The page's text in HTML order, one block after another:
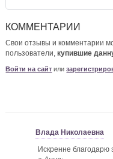
КОММЕНТАРИИ
Свои отзывы и комментарии
пользователи,купившие
Войти на сайт или
Влада Николаевна
Искренне благодарю